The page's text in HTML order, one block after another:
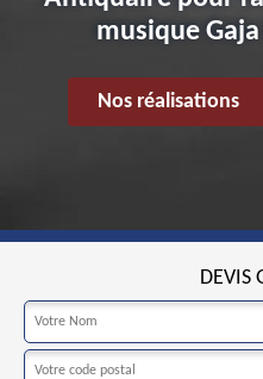
musique Gaja
Nos réalisations
DEVIS